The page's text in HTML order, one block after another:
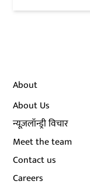
About
About Us
न्यूज़लॉन्ड्री विचार
Meet the team
Contact us
Careers